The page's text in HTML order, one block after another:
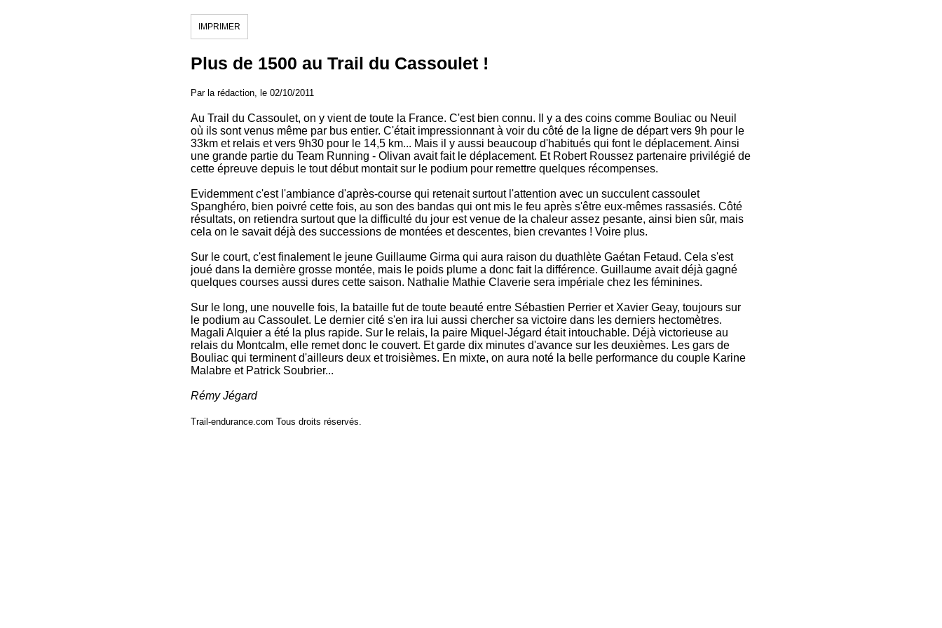
IMPRIMER
Plus de 1500 au Trail du Cassoulet !
Par la rédaction, le 02/10/2011
Au Trail du Cassoulet, on y vient de toute la France. C'est bien connu. Il y a des coins comme Bouliac ou Neuil
où ils sont venus même par bus entier. C'était impressionnant à voir du côté de la ligne de départ vers 9h pour le
33km et relais et vers 9h30 pour le 14,5 km... Mais il y aussi beaucoup d'habitués qui font le déplacement. Ainsi
une grande partie du Team Running - Olivan avait fait le déplacement. Et Robert Roussez partenaire privilégié de
cette épreuve depuis le tout début montait sur le podium pour remettre quelques récompenses.
Evidemment c'est l'ambiance d'après-course qui retenait surtout l'attention avec un succulent cassoulet
Spanghéro, bien poivré cette fois, au son des bandas qui ont mis le feu après s'être eux-mêmes rassasiés. Côté
résultats, on retiendra surtout que la difficulté du jour est venue de la chaleur assez pesante, ainsi bien sûr, mais
cela on le savait déjà des successions de montées et descentes, bien crevantes ! Voire plus.
Sur le court, c'est finalement le jeune Guillaume Girma qui aura raison du duathlète Gaétan Fetaud. Cela s'est
joué dans la dernière grosse montée, mais le poids plume a donc fait la différence. Guillaume avait déjà gagné
quelques courses aussi dures cette saison. Nathalie Mathie Claverie sera impériale chez les féminines.
Sur le long, une nouvelle fois, la bataille fut de toute beauté entre Sébastien Perrier et Xavier Geay, toujours sur
le podium au Cassoulet. Le dernier cité s'en ira lui aussi chercher sa victoire dans les derniers hectomètres.
Magali Alquier a été la plus rapide. Sur le relais, la paire Miquel-Jégard était intouchable. Déjà victorieuse au
relais du Montcalm, elle remet donc le couvert. Et garde dix minutes d'avance sur les deuxièmes. Les gars de
Bouliac qui terminent d'ailleurs deux et troisièmes. En mixte, on aura noté la belle performance du couple Karine
Malabre et Patrick Soubrier...
Rémy Jégard
Trail-endurance.com Tous droits réservés.